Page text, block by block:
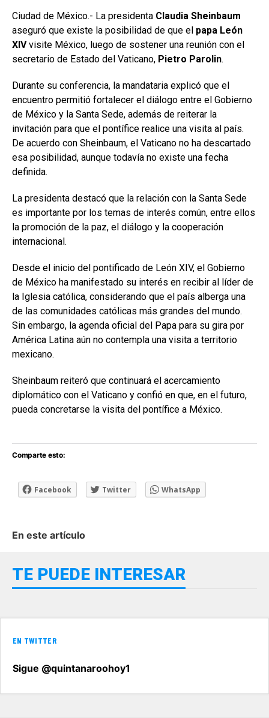
Ciudad de México.- La presidenta Claudia Sheinbaum
aseguró que existe la posibilidad de que el papa León
XIVvisite México, luego de sostener una reunión con el
secretario de Estado del Vaticano, Pietro Parolin.
Durante su conferencia, la mandataria explicó que el
encuentro permitió fortalecer el diálogo entre el Gobierno
de México y la Santa Sede, además de reiterar la
invitación para que el pontífice realice una visita al país.
De acuerdo con Sheinbaum, el Vaticano no ha descartado
esa posibilidad, aunque todavía no existe una fecha
definida.
La presidenta destacó que la relación con la Santa Sede
es importante por los temas de interés común, entre ellos
la promoción de la paz, el diálogo y la cooperación
internacional.
Desde el inicio del pontificado de León XIV, el Gobierno
de México ha manifestado su interés en recibir al líder de
la Iglesia católica, considerando que el país alberga una
de las comunidades católicas más grandes del mundo.
Sin embargo, la agenda oficial del Papa para su gira por
América Latina aún no contempla una visita a territorio
mexicano.
Sheinbaum reiteró que continuará el acercamiento
diplomático con el Vaticano y confió en que, en el futuro,
pueda concretarse la visita del pontífice a México.
Comparte esto:
Facebook Twitter WhatsApp
En este artículo
TE PUEDE INTERESAR
EN TWITTER
Sigue @quintanaroohoy1